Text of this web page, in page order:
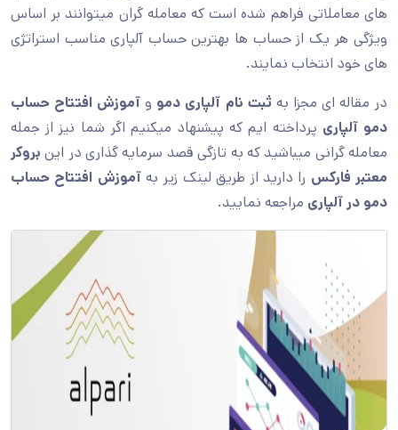
های معاملاتی فراهم شده است که معامله گران میتوانند بر اساس
ویژگی هر یک از حساب ها بهترین حساب آلپاری مناسب استراتژی
های خود انتخاب نمایند.
در مقاله ای مجزا به ثبت نام آلپاری دمو و آموزش افتتاح حساب
دمو آلپاری پرداخته ایم که پیشنهاد میکنیم اگر شما نیز از جمله
معامله گرانی میباشید که به تازگی قصد سرمایه گذاری در اینبروکر
معتبر فارکس را دارید از طریق لینک زیر بهآموزش افتتاح حساب
دمو در آلپاری مراجعه نمایید.